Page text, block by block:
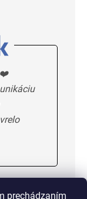
prechádzaním
❤️